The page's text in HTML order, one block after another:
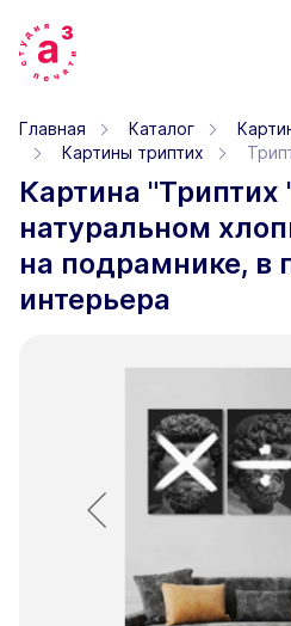
Главная Каталог
Картины триптих
Картина
натуральном
на подрамнике, в
интерьера